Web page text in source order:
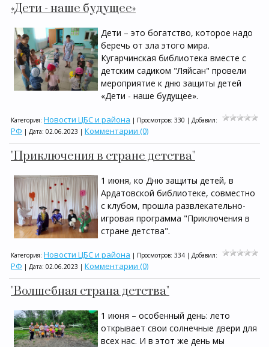
«Дети - наше будущее»
Дети – это богатство, которое надо
беречь от зла этого мира.
Кугарчинская библиотека вместе с
детским садиком "Ляйсан" провели
мероприятие к дню защиты детей
«Дети - наше будущее».
Категория: Новости ЦБС и района | Просмотров: 330 | Добавил:
РФ | Дата: 02.06.2023 | Комментарии (0)
"Приключения в стране детства"
1 июня, ко Дню защиты детей, в
Ардатовской библиотеке, совместно
с клубом, прошла развлекательно-
игровая программа "Приключения в
стране детства".
Категория: Новости ЦБС и района | Просмотров: 334 | Добавил:
РФ | Дата: 02.06.2023 | Комментарии (0)
"Волшебная страна детства"
1 июня – особенный день: лето
открывает свои солнечные двери для
всех нас. И в этот же день мы